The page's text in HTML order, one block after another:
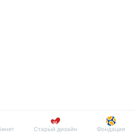
Пациенту
Старый дизайн Фондация